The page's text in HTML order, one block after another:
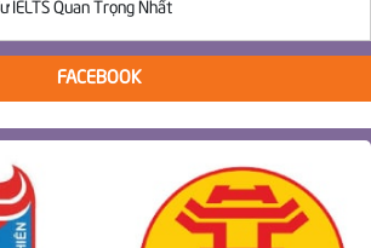
IELTS Quan Trọng Nhất
FACEBOOK